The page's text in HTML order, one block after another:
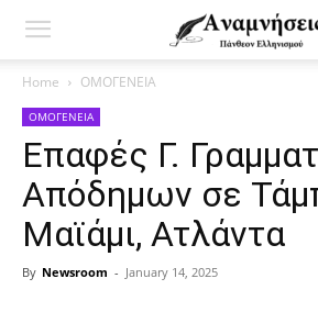
Home ΟΜΟΓΕΝΕΙΑ
ΟΜΟΓΕΝΕΙΑ
Επαφές Γ.
Απόδημων σε
Μαϊάμι, Ατλάντα
By Newsroom - January 14, 2025